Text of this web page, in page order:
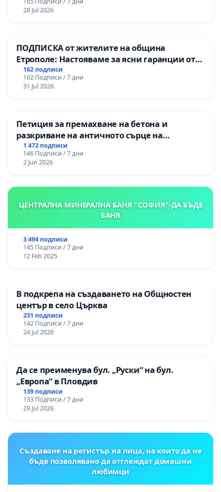
републиканския път между пътен възел АМ
„Тракия“ - гр. Ихтиман - с. Мирово - к.к.
28 Jul 2026
ПОДПИСКА от жителите на община
Етрополе: Настояваме за ясни гаранции от
“Елаците-МЕД” АД и от държавата, че ще се
изпълнят всички екологични норми!
162 подписи
162 Подписи / 7 дни
31 Jul 2026
Петиция за премахване на бетона и
разкриване на античното сърце на
Могиланската могила във Враца
1 472 подписи
146 Подписи / 7 дни
2 Jun 2026
ЦЕНТРАЛНА МИНЕРАЛНА БАНЯ "СОФИЯ"-ДА БЪДЕ
БАНЯ
3 494 подписи
145 Подписи / 7 дни
12 Feb 2025
В подкрепа на създаването на Общностен
център в село Църква
231 подписи
142 Подписи / 7 дни
24 Jul 2026
Да се преименува бул. „Руски“ на бул.
„Европа“ в Пловдив
139 подписи
133 Подписи / 7 дни
29 Jul 2026
Създаване на регистър на лица, на които да не
бъде позволявано да отглеждат домашни
любимци